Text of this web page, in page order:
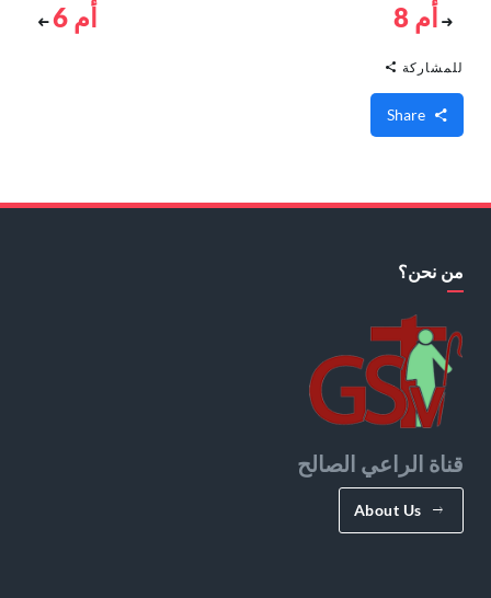
أم 8 أم 6
للمشاركة
من نحن؟
قناة الراعي الصالح
About Us